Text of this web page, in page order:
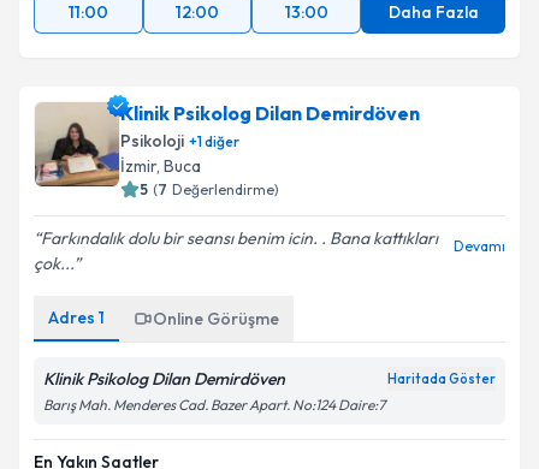
11:00
12:00 13:00 Daha Fazla
Klinik Psikolog Dilan Demirdöven
Psikoloji +1diğer
İzmir, Buca
5 (7 Değerlendirme)
Farkındalık dolu bir seansı benim icin. . Bana kattıkları
çok...
Devamı
Adres 1 Online Görüşme
Klinik Psikolog Dilan Demirdöven Haritada Göster
Barış Mah. Menderes Cad. Bazer Apart. No:124 Daire:7
En Yakın Saatler